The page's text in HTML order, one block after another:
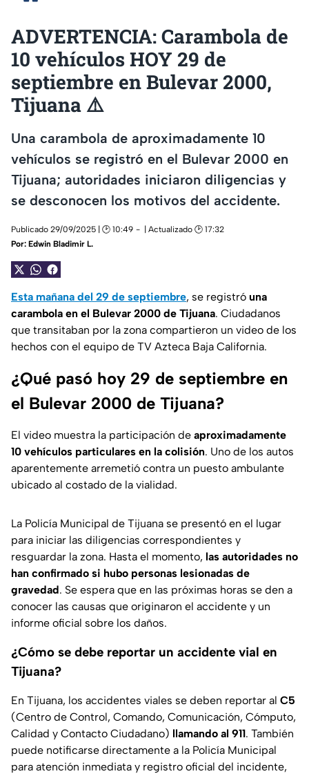
ADVERTENCIA: Carambola de
10 vehículos HOY 29 de
septiembre en Bulevar 2000,
Tijuana ⚠️
Una carambola de aproximadamente 10
vehículos se registró en el Bulevar 2000 en
Tijuana; autoridades iniciaron diligencias y
se desconocen los motivos del accidente.
Publicado 29/09/2025 | 🕑 10:49
| Actualizado 🕑 17:32
Por: Edwin Bladimir L.
Esta mañana del 29 de septiembre, se registró una
carambola en el Bulevar 2000 de Tijuana. Ciudadanos
que transitaban por la zona compartieron un video de los
hechos con el equipo de TV Azteca Baja California.
¿Qué pasó hoy 29 de septiembre en
el Bulevar 2000 de Tijuana?
El video muestra la participación de aproximadamente
10 vehículos particulares en la colisión. Uno de los autos
aparentemente arremetió contra un puesto ambulante
ubicado al costado de la vialidad.
La Policía Municipal de Tijuana se presentó en el lugar
para iniciar las diligencias correspondientes y
resguardar la zona. Hasta el momento, las autoridades no
han confirmado si hubo personas lesionadas de
gravedad. Se espera que en las próximas horas se den a
conocer las causas que originaron el accidente y un
informe oficial sobre los daños.
¿Cómo se debe reportar un accidente vial en
Tijuana?
En Tijuana, los accidentes viales se deben reportar al C5
(Centro de Control, Comando, Comunicación, Cómputo,
Calidad y Contacto Ciudadano) llamando al 911. También
puede notificarse directamente a la Policía Municipal
para atención inmediata y registro oficial del incidente,